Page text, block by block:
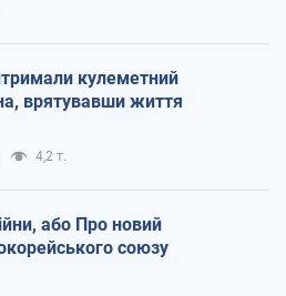
кулеметний
врятувавши життя
4,2 т.
або Про новий
союзу